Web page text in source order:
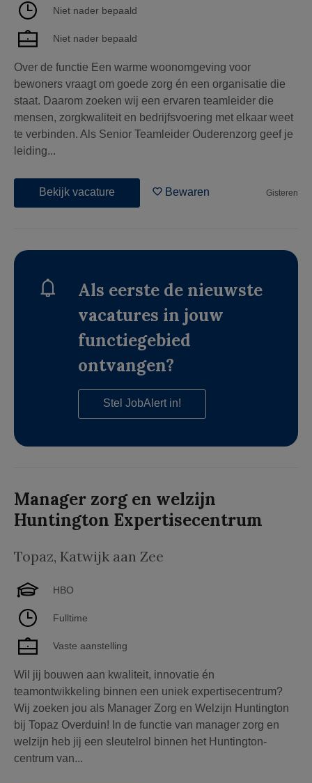
Niet nader bepaald
Niet nader bepaald
Over de functie Een warme woonomgeving voor
bewoners vraagt om goede zorg én een organisatie die
staat. Daarom zoeken wij een ervaren teamleider die
mensen, zorgkwaliteit en bedrijfsvoering met elkaar weet
te verbinden. Als Senior Teamleider Ouderenzorg geef je
leiding...
Bekijk vacature Bewaren Gisteren
Als eerste de nieuwste
vacatures in jouw
functiegebied
ontvangen?
Stel JobAlert in!
Manager zorg en welzijn
Huntington Expertisecentrum
Topaz, Katwijk aan Zee
HBO
Fulltime
Vaste aanstelling
Wil jij bouwen aan kwaliteit, innovatie én
teamontwikkeling binnen een uniek expertisecentrum?
Wij zoeken jou als Manager Zorg en Welzijn Huntington
bij Topaz Overduin! In de functie van manager zorg en
welzijn heb jij een sleutelrol binnen het Huntington-
centrum van...